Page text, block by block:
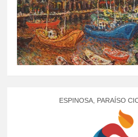
ESPINOSA, PARAÍSO